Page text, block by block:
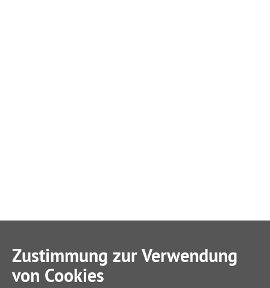
Zustimmung zur Verwendung
von Cookies